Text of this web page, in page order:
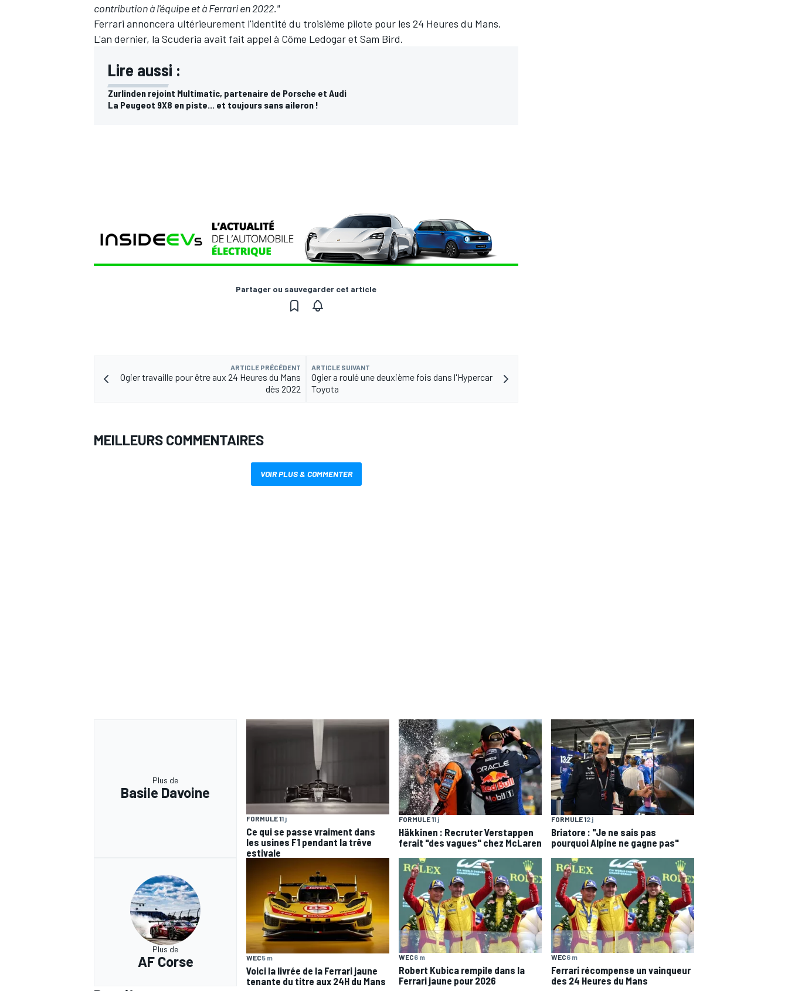
contribution à l'équipe et à Ferrari en 2022."
Ferrari annoncera ultérieurement l'identité du troisième pilote pour les 24 Heures du Mans.
L'an dernier, la Scuderia avait fait appel à Côme Ledogaret Sam Bird.
Lire aussi :
Zurlinden rejoint Multimatic, partenaire de Porsche et Audi
La Peugeot 9X8 en piste... et toujours sans aileron !
Partager ou sauvegarder cet article
ARTICLE PRÉCÉDENT
Ogier travaille pour être aux 24 Heures du Mans
dès 2022
ARTICLE SUIVANT
Ogier a roulé une deuxième fois dans l'Hypercar
Toyota
MEILLEURS COMMENTAIRES
VOIR PLUS & COMMENTER
Plus de
Basile Davoine
FORMULE 11 j
Ce qui se passe vraiment dans
les usines F1 pendant la trêve
estivale
FORMULE 11 j
Häkkinen : Recruter Verstappen
ferait "des vagues" chez McLaren
FORMULE 12 j
Briatore : "Je ne sais pas
pourquoi Alpine ne gagne pas"
Plus de
AF Corse WEC5 m
Voici la livrée de la Ferrari jaune
tenante du titre aux 24H du Mans
WEC6 m
Robert Kubica rempile dans la
Ferrari jaune pour 2026
WEC6 m
Ferrari récompense un vainqueur
des 24 Heures du Mans